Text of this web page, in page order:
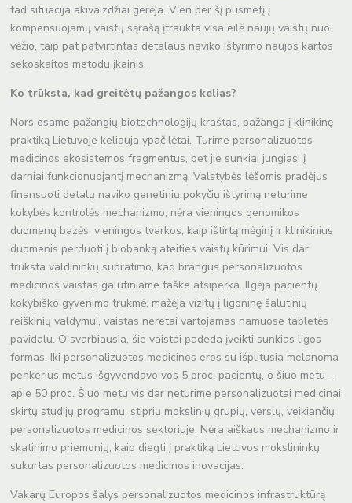
tad situacija akivaizdžiai gerėja. Vien per šį pusmetį į
kompensuojamų vaistų sąrašą įtraukta visa eilė naujų vaistų nuo
vėžio, taip pat patvirtintas detalaus naviko ištyrimo naujos kartos
sekoskaitos metodu įkainis.
Ko trūksta, kad greitėtų pažangos kelias?
Nors esame pažangių biotechnologijų kraštas, pažanga į klinikinę
praktiką Lietuvoje keliauja ypač lėtai. Turime personalizuotos
medicinos ekosistemos fragmentus, bet jie sunkiai jungiasi į
darniai funkcionuojantį mechanizmą. Valstybės lėšomis pradėjus
finansuoti detalų naviko genetinių pokyčių ištyrimą neturime
kokybės kontrolės mechanizmo, nėra vieningos genomikos
duomenų bazės, vieningos tvarkos, kaip ištirtą mėginį ir klinikinius
duomenis perduoti į biobanką ateities vaistų kūrimui. Vis dar
trūksta valdininkų supratimo, kad brangus personalizuotos
medicinos vaistas galutiniame taške atsiperka. Ilgėja pacientų
kokybiško gyvenimo trukmė, mažėja vizitų į ligoninę šalutinių
reiškinių valdymui, vaistas neretai vartojamas namuose tabletės
pavidalu. O svarbiausia, šie vaistai padeda įveikti sunkias ligos
formas. Iki personalizuotos medicinos eros su išplitusia melanoma
penkerius metus išgyvendavo vos 5 proc. pacientų, o šiuo metu –
apie 50 proc. Šiuo metu vis dar neturime personalizuotai medicinai
skirtų studijų programų, stiprių mokslinių grupių, verslų, veikiančių
personalizuotos medicinos sektoriuje. Nėra aiškaus mechanizmo ir
skatinimo priemonių, kaip diegti į praktiką Lietuvos mokslininkų
sukurtas personalizuotos medicinos inovacijas.
Vakarų Europos šalys personalizuotos medicinos infrastruktūrą